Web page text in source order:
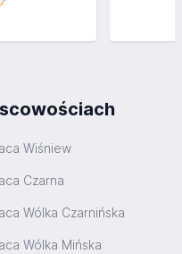
Wiśniew
Czarna
Wólka Czarnińska
Wólka Mińska